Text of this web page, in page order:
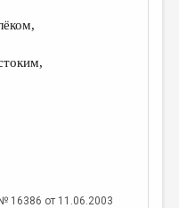
16386 от 11.06.2003